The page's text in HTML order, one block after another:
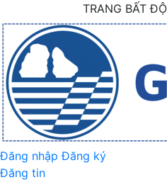
TRANG BẤT
Đăng nhập Đăng ký
Đăng tin